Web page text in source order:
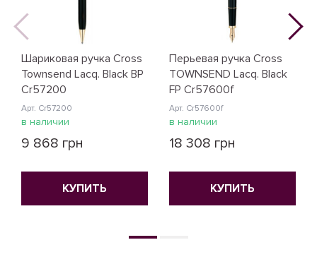
Шариковая ручка Cross
Townsend Lacq. Black BP
Cr57200
Арт. Cr57200
в наличии
9 868 грн
КУПИТЬ
Перьевая ручка Cross
TOWNSEND Lacq. Black
FP Cr57600f
Арт. Cr57600f
в наличии
18 308 грн
КУПИТЬ